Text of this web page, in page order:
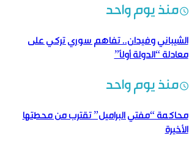
منذ يوم واحد
الشيباني وفيدان.. تفاهم سوري تركي على
معادلة “الدولة أولاً”
منذ يوم واحد
محاكمة “مفتي البراميل” تقترب من محطتها
الأخيرة